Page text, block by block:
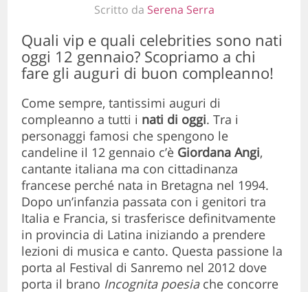
Scritto da Serena Serra
Quali vip e quali celebrities sono nati
oggi 12 gennaio? Scopriamo a chi
fare gli auguri di buon compleanno!
Come sempre, tantissimi auguri di
compleanno a tutti i nati di oggi. Tra i
personaggi famosi che spengono le
candeline il 12 gennaio c’è Giordana Angi,
cantante italiana ma con cittadinanza
francese perché nata in Bretagna nel 1994.
Dopo un’infanzia passata con i genitori tra
Italia e Francia, si trasferisce definitvamente
in provincia di Latina iniziando a prendere
lezioni di musica e canto. Questa passione la
porta al Festival di Sanremo nel 2012 dove
porta il brano Incognita poesia che concorre